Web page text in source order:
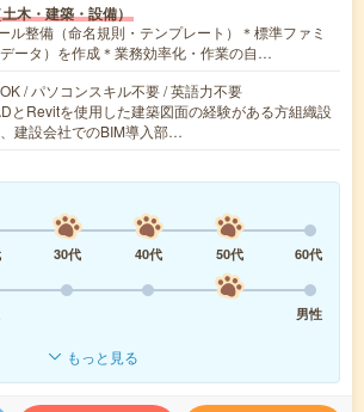
木・建築・設備）
ル整備（命名規則・テンプレート）＊標準ファミ
ータ）を作成＊業務効率化・作業の自…
/ パソコンスキル不要 / 英語力不要
とRevitを使用した建築図面の経験がある方組織設
建設会社でのBIM導入部…
30代 40代 50代
60代
男性
もっと見る